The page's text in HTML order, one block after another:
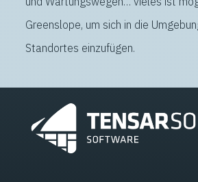
Greenslope, um sich in die
Standortes einzufügen.